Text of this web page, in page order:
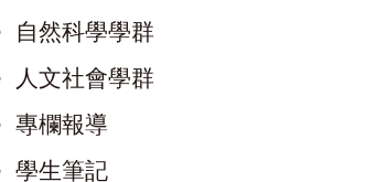
自然科學學群
人文社會學群
專欄報導
學生筆記